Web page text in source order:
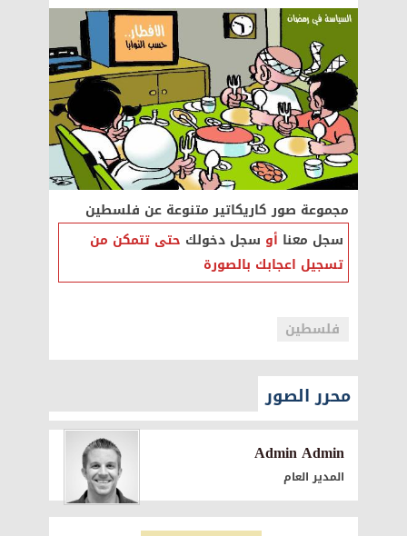
مجموعة صور كاريكاتير متنوعة عن فلسطين
سجل معنا أو سجل دخولك حتى تتمكن من
تسجيل اعجابك بالصورة
فلسطين
محرر الصور
Admin Admin
المدير العام